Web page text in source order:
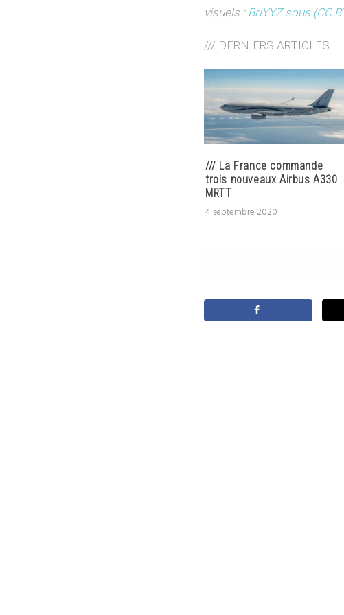
visuels : BriYYZ sous (CC
/// DERNIERS ARTICLES
/// La France commande
trois nouveaux Airbus A330
MRTT
4 septembre 2020